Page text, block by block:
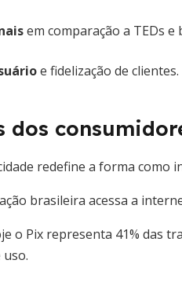
em comparação a TEDs e
e fidelização de clientes.
dos
redefine a forma como
brasileira acessa a
o Pix representa 41% das